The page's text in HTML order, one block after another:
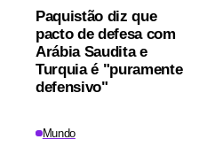
Paquistão diz que
pacto de defesa com
Arábia Saudita e
Turquia é "puramente
defensivo"
Mundo